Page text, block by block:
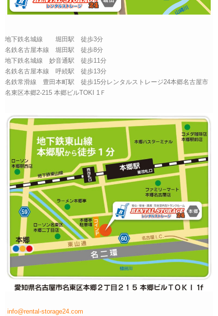
地下鉄名城線 堀田駅 徒歩3分
名鉄名古屋本線 堀田駅 徒歩8分
地下鉄名城線 妙音通駅 徒歩11分
名鉄名古屋本線 呼続駅 徒歩13分
名鉄常滑線 豊田本町駅 徒歩15分レンタルストレージ24本郷名古屋市
名東区本郷2-215 本郷ビルTOKI 1Ｆ
info@rental-storage24.com